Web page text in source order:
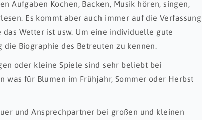
Aufgaben Kochen, Backen, Musik hören, singen,
Es kommt aber auch immer auf die Verfassung
Wetter ist usw. Um eine individuelle gute
Biographie des Betreuten zu kennen.
oder kleine Spiele sind sehr beliebt bei
was für Blumen im Frühjahr, Sommer oder Herbst
und Ansprechpartner bei großen und kleinen